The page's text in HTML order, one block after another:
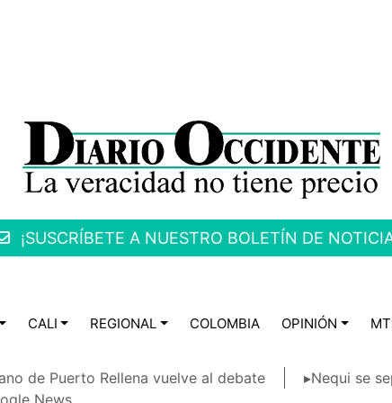
¡SUSCRÍBETE A NUESTRO BOLETÍN DE
CALI REGIONAL COLOMBIA OPINIÓN
de Puerto Rellena vuelve al debate
▸Nequi se
News